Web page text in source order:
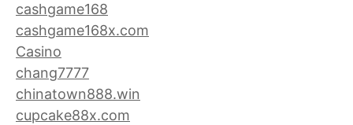
cashgame168
cashgame168x.com
Casino
chang7777
chinatown888.win
cupcake88x.com